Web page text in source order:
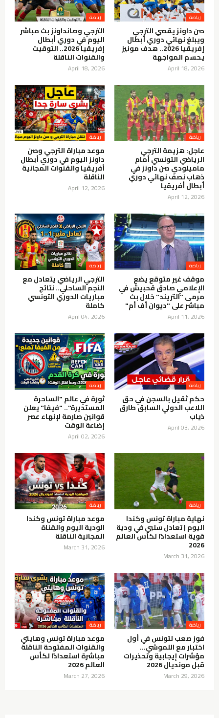
صن داونز يقصي الترجي
ويبلغ نهائي دوري أبطال
إفريقيا 2026.. هدف مونيز
يحسم المواجهة
April 18, 2026
الترجي وصانداونز بث مباشر
اليوم في دوري أبطال
إفريقيا 2026.. التوقيت
والقنوات الناقلة
April 18, 2026
عاجل: هزيمة الترجي
الرياضي التونسي أمام
ماميلودي صن داونز في
ذهاب نصف نهائي دوري
أبطال أفريقيا
April 12, 2026
موعد مباراة الترجي وصن
داونز اليوم في دوري أبطال
أفريقيا والقنوات المجانية
الناقلة
April 12, 2026
موقف غير متوقع يضع
الإعلامي صادق قحبيش في
مرمى "التريند" خلال بث
مباشر على "ديوان أف أم"
April 11, 2026
الترجي الرياضي يتعادل مع
النجم الساحلي.. نتائج
مباريات الدوري التونسي
كاملة
April 04, 2026
حكم ثقيل بالسجن في حق
اللاعب الدولي السابق طارق
ذياب
April 03, 2026
ثورة في عالم "الساحرة
المستديرة".. "فيفا" يعلن
قوانين صارمة لإنهاء عصر
إضاعة الوقت
April 02, 2026
نهاية مباراة تونس وكندا
اليوم | تعادل سلبي في ودية
قوية استعدادًا لكأس العالم
2026
March 31, 2026
موعد مباراة تونس وكندا
الودية اليوم والقناة
المجانية الناقلة
March 31, 2026
فوز صعب لتونس في أول
اختبار مع اللموشي…
مؤشرات إيجابية وتحذيرات
قبل مونديال 2026
March 29, 2026
موعد مباراة تونس وهايتي
والقنوات المفتوحة الناقلة
مباشرة استعدادًا لكأس
العالم 2026
March 27, 2026